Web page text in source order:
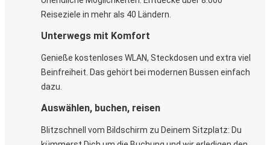
Reiseziele in mehr als 40 Ländern.
Unterwegs mit Komfort
Genieße kostenloses WLAN, Steckdosen und extra viel
Beinfreiheit. Das gehört bei modernen Bussen einfach
dazu.
Auswählen, buchen, reisen
Blitzschnell vom Bildschirm zu Deinem Sitzplatz: Du